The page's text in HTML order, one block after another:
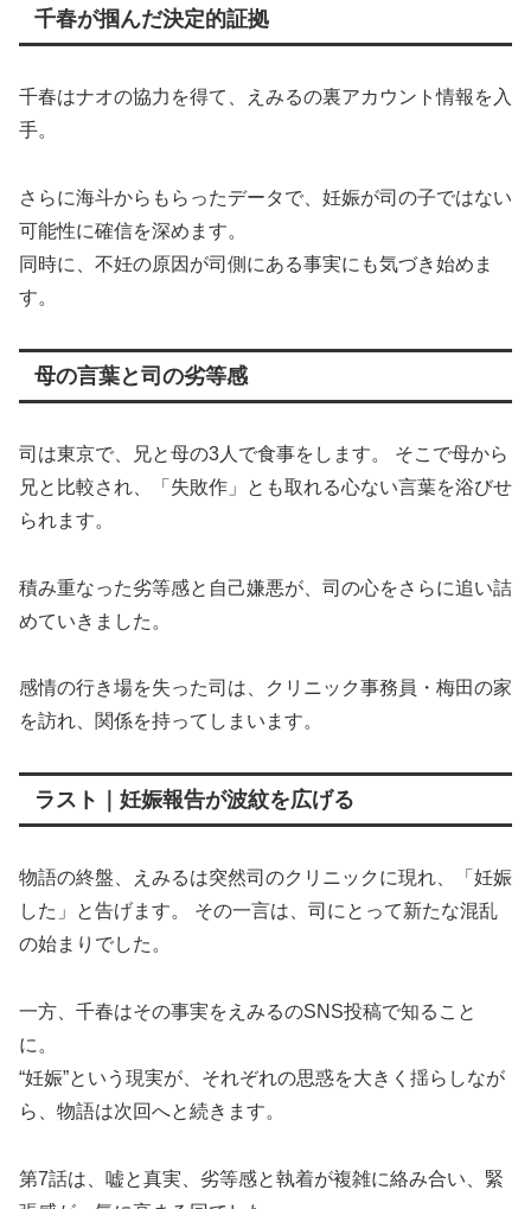
千春が掴んだ決定的証拠
千春はナオの協力を得て、えみるの裏アカウント情報を入
手。
さらに海斗からもらったデータで、妊娠が司の子ではない
可能性に確信を深めます。
同時に、不妊の原因が司側にある事実にも気づき始めま
す。
母の言葉と司の劣等感
司は東京で、兄と母の3人で食事をします。 そこで母から
兄と比較され、「失敗作」とも取れる心ない言葉を浴びせ
られます。
積み重なった劣等感と自己嫌悪が、司の心をさらに追い詰
めていきました。
感情の行き場を失った司は、クリニック事務員・梅田の家
を訪れ、関係を持ってしまいます。
ラスト｜妊娠報告が波紋を広げる
物語の終盤、えみるは突然司のクリニックに現れ、「妊娠
した」と告げます。 その一言は、司にとって新たな混乱
の始まりでした。
一方、千春はその事実をえみるのSNS投稿で知ること
に。
“妊娠”という現実が、それぞれの思惑を大きく揺らしなが
ら、物語は次回へと続きます。
第7話は、嘘と真実、劣等感と執着が複雑に絡み合い、緊